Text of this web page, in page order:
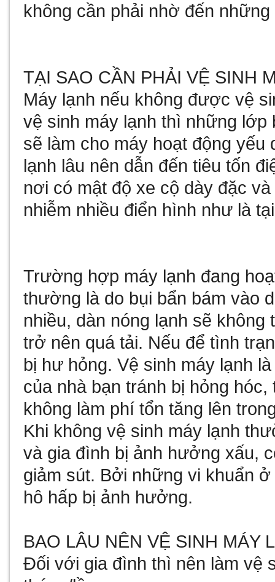
không cần phải nhờ đến
TẠI SAO CẦN PHẢI VỆ SINH
Máy lạnh nếu không được vệ
vệ sinh máy lạnh thì những lớp
sẽ làm cho máy hoạt động
lạnh lâu nên dẫn đến tiêu tốn
nơi có mật độ xe cộ dày đặc
nhiễm nhiều điển hình như là
Trường hợp máy lạnh đang
thường là do bụi bẩn bám vào
nhiều, dàn nóng lạnh sẽ
trở nên quá tải. Nếu để tình
bị hư hỏng. Vệ sinh máy lạnh
của nhà bạn tránh bị hỏng
không làm phí tổn tăng lên
Khi không vệ sinh máy lạnh
và gia đình bị ảnh hưởng xấu,
giảm sút. Bởi những vi khuẩn
hô hấp bị ảnh hưởng.
BAO LÂU NÊN VỆ SINH MÁY
Đối với gia đình thì nên làm vệ